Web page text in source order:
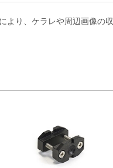
より、ケラレや周辺画像の収